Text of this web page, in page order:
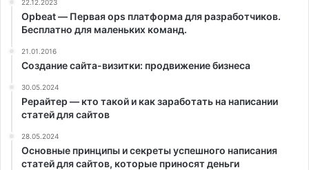
22.12.2023
Opbeat — Первая ops платформа для разработчиков.
Бесплатно для маленьких команд.
21.01.2016
Создание сайта-визитки: продвижение бизнеса
30.05.2024
Рерайтер — кто такой и как заработать на написании
статей для сайтов
28.05.2024
Основные принципы и секреты успешного написания
статей для сайтов, которые приносят деньги